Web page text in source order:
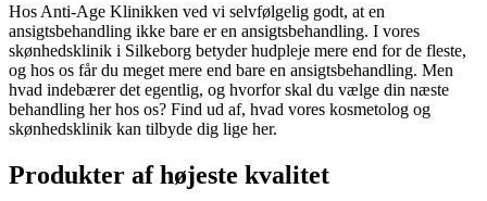
Hos Anti-Age Klinikken ved vi selvfølgelig godt, at en
ansigtsbehandling ikke bare er en ansigtsbehandling. I vores
skønhedsklinik i Silkeborg betyder hudpleje mere end for de fleste,
og hos os får du meget mere end bare en ansigtsbehandling. Men
hvad indebærer det egentlig, og hvorfor skal du vælge din næste
behandling her hos os? Find ud af, hvad vores kosmetolog og
skønhedsklinik kan tilbyde dig lige her.
Produkter af højeste kvalitet